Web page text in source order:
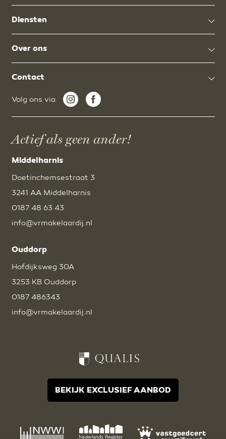
Diensten
Over ons
Contact
Volg ons via
Actief als geen ander!
Middelharnis
Doetinchemsestraat 3
3241 AA Middelharnis
0187 48 63 43
info@vrmakelaardij.nl
Ouddorp
Hofdijksweg 30A
3253 KB Ouddorp
0187 486343
info@vrmakelaardij.nl
BEKIJK EXCLUSIEF AANBOD